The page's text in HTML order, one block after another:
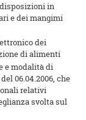
in
e dei mangimi
dei
di alimenti
e modalità di
06.04.2006, che
relativi
svolta sul